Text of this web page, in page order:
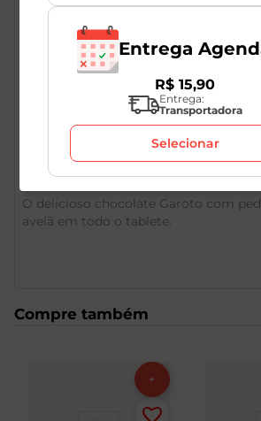
Descrição do Produto
O delicioso chocolate Garoto com
avelã em todo o tablete.
Compre também
Entrega
R$ 15,90
Entrega:
Transportadora
Selecionar